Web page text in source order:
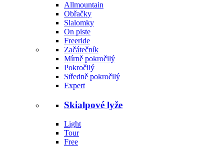
Allmountain
Obřačky
Slalomky
On piste
Freeride
Začátečník
Mírně pokročilý
Pokročilý
Středně pokročilý
Expert
Skialpové lyže
Light
Tour
Free